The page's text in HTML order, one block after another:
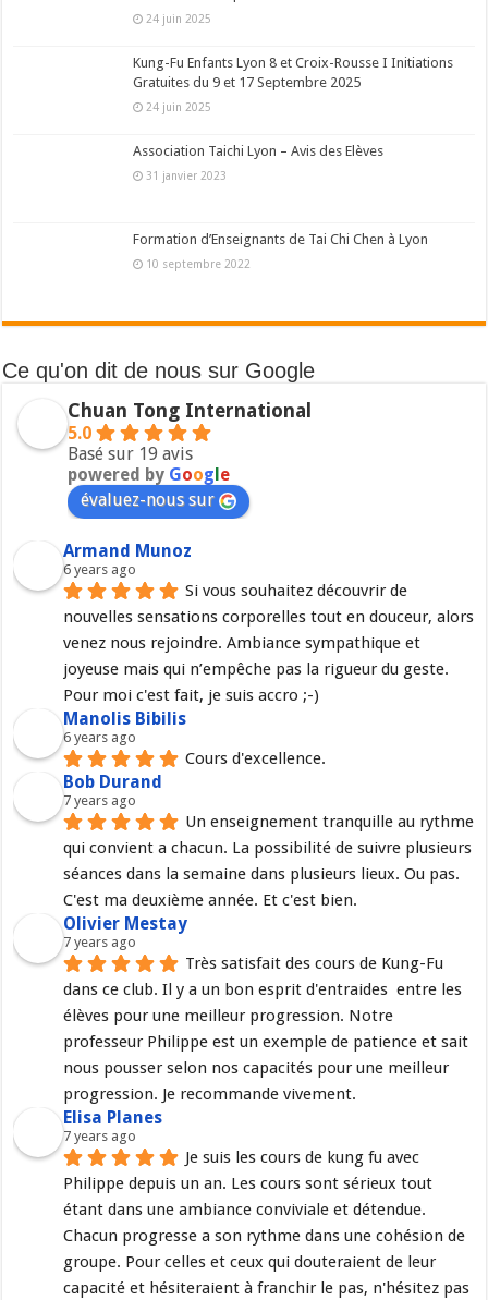
24 juin 2025
Kung-Fu Enfants Lyon 8 et Croix-Rousse I Initiations
Gratuites du 9 et 17 Septembre 2025
24 juin 2025
Association Taichi Lyon – Avis des Elèves
31 janvier 2023
Formation d’Enseignants de Tai Chi Chen à Lyon
10 septembre 2022
Ce qu'on dit de nous sur Google
Chuan Tong International
5.0
Basé sur 19 avis
powered by Goog e
évaluez-nous sur
Armand Munoz
6 years ago
Si vous souhaitez découvrir de
nouvelles sensations corporelles tout en douceur, alors
venez nous rejoindre. Ambiance sympathique et
joyeuse mais qui n’empêche pas la rigueur du geste.
Pour moi c'est fait, je suis accro ;-)
Manolis Bibilis
6 years ago
Cours d'excellence.
Bob Durand
7 years ago
Un enseignement tranquille au rythme
qui convient a chacun. La possibilité de suivre plusieurs
séances dans la semaine dans plusieurs lieux. Ou pas.
C'est ma deuxième année. Et c'est bien.
Olivier Mestay
7 years ago
Très satisfait des cours de Kung-Fu
dans ce club. Il y a un bon esprit d'entraides  entre les
élèves pour une meilleur progression. Notre
professeur Philippe est un exemple de patience et sait
nous pousser selon nos capacités pour une meilleur
progression. Je recommande vivement.
Elisa Planes
7 years ago
Je suis les cours de kung fu avec
Philippe depuis un an. Les cours sont sérieux tout
étant dans une ambiance conviviale et détendue.
Chacun progresse a son rythme dans une cohésion de
groupe. Pour celles et ceux qui douteraient de leur
capacité et hésiteraient à franchir le pas, n'hésitez pas